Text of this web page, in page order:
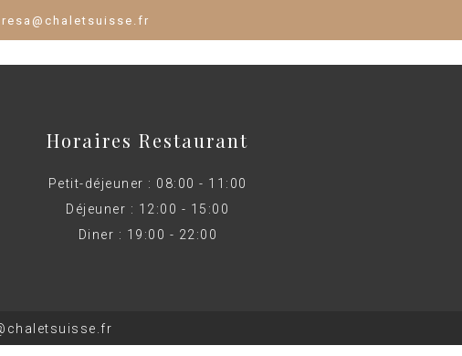
resa@chaletsuisse.fr
Horaires Restaurant
Petit-déjeuner : 08:00 - 11:00
Déjeuner : 12:00 - 15:00
Diner : 19:00 - 22:00